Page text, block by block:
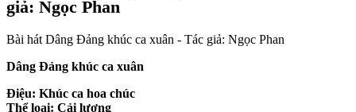
giả: Ngọc Phan
Bài hát Dâng Đảng khúc ca xuân - Tác giả: Ngọc Phan
Dâng Đảng khúc ca xuân
Điệu: Khúc ca hoa chúc
Thể loại: Cải lương